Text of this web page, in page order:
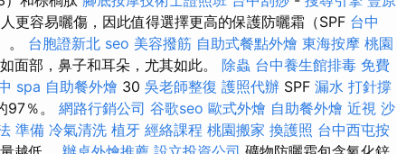
更容易曬傷，因此值得選擇更高的保護防曬霜（SPF 台中
。 台胞證新北 seo 美容撥筋 自助式餐點外燴 東海按摩 桃園
面部，鼻子和耳朵，尤其如此。 除蟲 台中養生館排毒 免費
spa 自助餐外燴 30 吳老師整復 護照代辦 SPF 漏水 打針撐
97％。 網路行銷公司 谷歌seo 歐式外燴 自助餐外燴 近視 沙
準備 冷氣清洗 植牙 經絡課程 桃園搬家 換護照 台中西屯按